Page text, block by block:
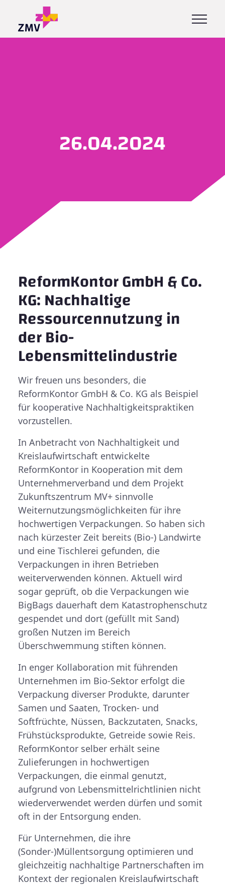
26.04.2024
ReformKontor GmbH & Co.
KG: Nachhaltige
Ressourcennutzung in
der Bio-
Lebensmittelindustrie
Wir freuen uns besonders, die
ReformKontor GmbH & Co. KG als Beispiel
für kooperative Nachhaltigkeitspraktiken
vorzustellen.
In Anbetracht von Nachhaltigkeit und
Kreislaufwirtschaft entwickelte
ReformKontor in Kooperation mit dem
Unternehmerverband und dem Projekt
Zukunftszentrum MV+ sinnvolle
Weiternutzungsmöglichkeiten für ihre
hochwertigen Verpackungen. So haben sich
nach kürzester Zeit bereits (Bio-) Landwirte
und eine Tischlerei gefunden, die
Verpackungen in ihren Betrieben
weiterverwenden können. Aktuell wird
sogar geprüft, ob die Verpackungen wie
BigBags dauerhaft dem Katastrophenschutz
gespendet und dort (gefüllt mit Sand)
großen Nutzen im Bereich
Überschwemmung stiften können.
In enger Kollaboration mit führenden
Unternehmen im Bio-Sektor erfolgt die
Verpackung diverser Produkte, darunter
Samen und Saaten, Trocken- und
Softfrüchte, Nüssen, Backzutaten, Snacks,
Frühstücksprodukte, Getreide sowie Reis.
ReformKontor selber erhält seine
Zulieferungen in hochwertigen
Verpackungen, die einmal genutzt,
aufgrund von Lebensmittelrichtlinien nicht
wiederverwendet werden dürfen und somit
oft in der Entsorgung enden.
Für Unternehmen, die ihre
(Sonder-)Müllentsorgung optimieren und
gleichzeitig nachhaltige Partnerschaften im
Kontext der regionalen Kreislaufwirtschaft